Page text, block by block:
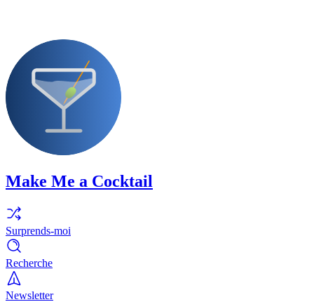
Make Me a Cocktail
Surprends-moi
Recherche
Newsletter